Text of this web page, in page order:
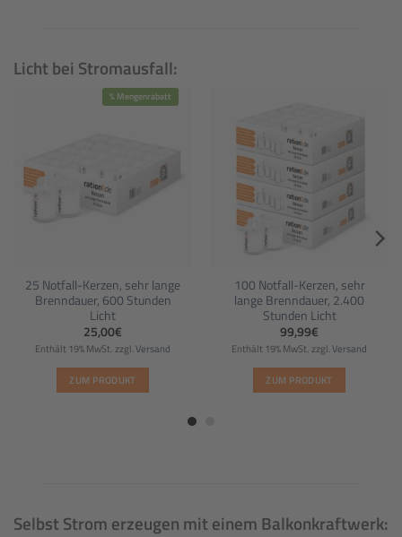
Licht bei Stromausfall:
% Mengenrabatt
25 Notfall-Kerzen, sehr lange
Brenndauer, 600 Stunden
Licht
25,00€
Enthält 19% MwSt.zzgl.Versand
ZUM PRODUKT
100 Notfall-Kerzen, sehr
lange Brenndauer, 2.400
Stunden Licht
99,99€
Enthält 19% MwSt.zzgl.Versand
ZUM PRODUKT
Selbst Strom erzeugen mit einem Balkonkraftwerk: